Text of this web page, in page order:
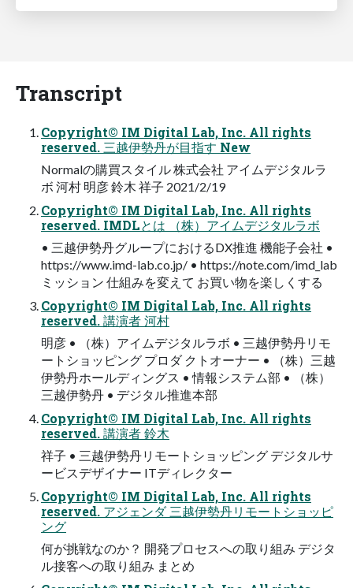
Transcript
Copyright© IM Digital Lab, Inc. All rights
reserved. 三越伊勢丹が⽬指す New
Normalの購買スタイル 株式会社 アイムデジタルラ
ボ 河村 明彦 鈴⽊ 祥⼦ 2021/2/19
Copyright© IM Digital Lab, Inc. All rights
reserved. IMDLとは （株）アイムデジタルラボ
• 三越伊勢丹グループにおけるDX推進 機能⼦会社 •
https://www.imd-lab.co.jp/ • https://note.com/imd_lab
ミッション 仕組みを変えて お買い物を楽しくする
Copyright© IM Digital Lab, Inc. All rights
reserved. 講演者 河村
明彦 • （株）アイムデジタルラボ • 三越伊勢丹リモ
ートショッピング プロダ クトオーナー • （株）三越
伊勢丹ホールディングス • 情報システム部 • （株）
三越伊勢丹 • デジタル推進本部
Copyright© IM Digital Lab, Inc. All rights
reserved. 講演者 鈴⽊
祥⼦ • 三越伊勢丹リモートショッピング デジタルサ
ービスデザイナー ITディレクター
Copyright© IM Digital Lab, Inc. All rights
reserved. アジェンダ 三越伊勢丹リモートショッピ
ング
何が挑戦なのか？ 開発プロセスへの取り組み デジタ
ル接客への取り組み まとめ